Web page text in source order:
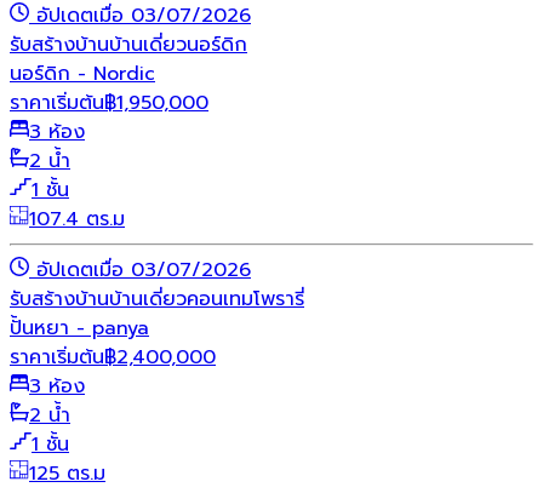
อัปเดตเมื่อ 03/07/2026
รับสร้างบ้านบ้านเดี่ยวนอร์ดิก
นอร์ดิก - Nordic
ราคาเริ่มต้น฿1,950,000
3 ห้อง
2 น้ำ
1 ชั้น
107.4 ตร.ม
อัปเดตเมื่อ 03/07/2026
รับสร้างบ้านบ้านเดี่ยวคอนเทมโพรารี่
ปั้นหยา - panya
ราคาเริ่มต้น฿2,400,000
3 ห้อง
2 น้ำ
1 ชั้น
125 ตร.ม